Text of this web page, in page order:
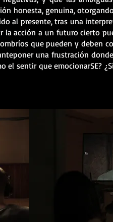
honesta, genuina,
al presente, tras una
acción a un futuro cierto
que pueden y deben
una frustración
sentir que emocionarSE?